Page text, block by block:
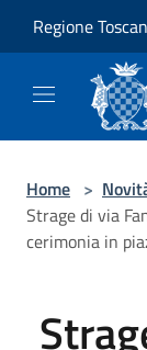
Regione
Home >
Strage di via
cerimonia in